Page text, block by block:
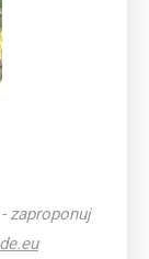
zaproponuj